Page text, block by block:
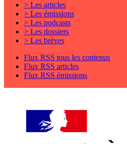
> Les articles
> Les émissions
> Les podcasts
> Les dossiers
> Les brèves
Flux RSS tous les contenus
Flux RSS articles
Flux RSS émissions